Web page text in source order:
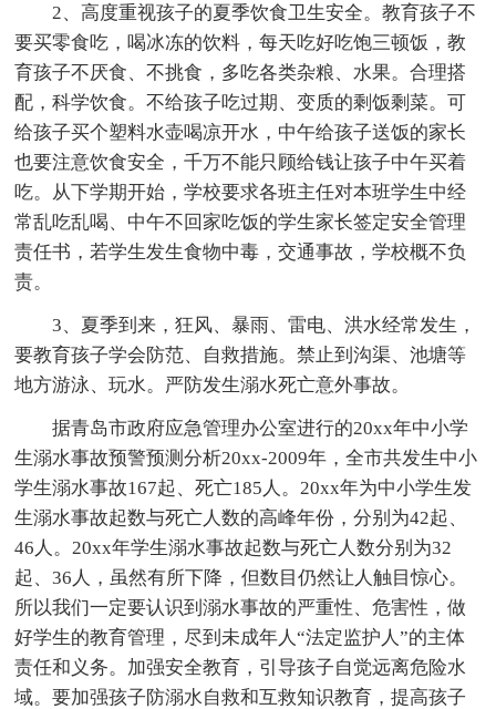
2、高度重视孩子的夏季饮食卫生安全。教育孩子不
要买零食吃，喝冰冻的饮料，每天吃好吃饱三顿饭，教
育孩子不厌食、不挑食，多吃各类杂粮、水果。合理搭
配，科学饮食。不给孩子吃过期、变质的剩饭剩菜。可
给孩子买个塑料水壶喝凉开水，中午给孩子送饭的家长
也要注意饮食安全，千万不能只顾给钱让孩子中午买着
吃。从下学期开始，学校要求各班主任对本班学生中经
常乱吃乱喝、中午不回家吃饭的学生家长签定安全管理
责任书，若学生发生食物中毒，交通事故，学校概不负
责。
3、夏季到来，狂风、暴雨、雷电、洪水经常发生，
要教育孩子学会防范、自救措施。禁止到沟渠、池塘等
地方游泳、玩水。严防发生溺水死亡意外事故。
据青岛市政府应急管理办公室进行的20xx年中小学
生溺水事故预警预测分析20xx-2009年，全市共发生中小
学生溺水事故167起、死亡185人。20xx年为中小学生发
生溺水事故起数与死亡人数的高峰年份，分别为42起、
46人。20xx年学生溺水事故起数与死亡人数分别为32
起、36人，虽然有所下降，但数目仍然让人触目惊心。
所以我们一定要认识到溺水事故的严重性、危害性，做
好学生的教育管理，尽到未成年人“法定监护人”的主体
责任和义务。加强安全教育，引导孩子自觉远离危险水
域。要加强孩子防溺水自救和互救知识教育，提高孩子